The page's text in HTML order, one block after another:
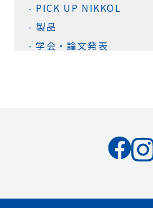
PICK UP NIKKOL
製品
学会・論文発表